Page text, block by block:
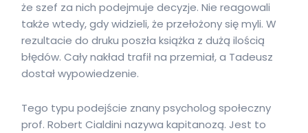
że szef za nich podejmuje decyzje. Nie reagowali
także wtedy, gdy widzieli, że przełożony się myli. W
rezultacie do druku poszła książka z dużą ilością
błędów. Cały nakład trafił na przemiał, a Tadeusz
dostał wypowiedzenie.
Tego typu podejście znany psycholog społeczny
prof. Robert Cialdini nazywa kapitanozą. Jest to